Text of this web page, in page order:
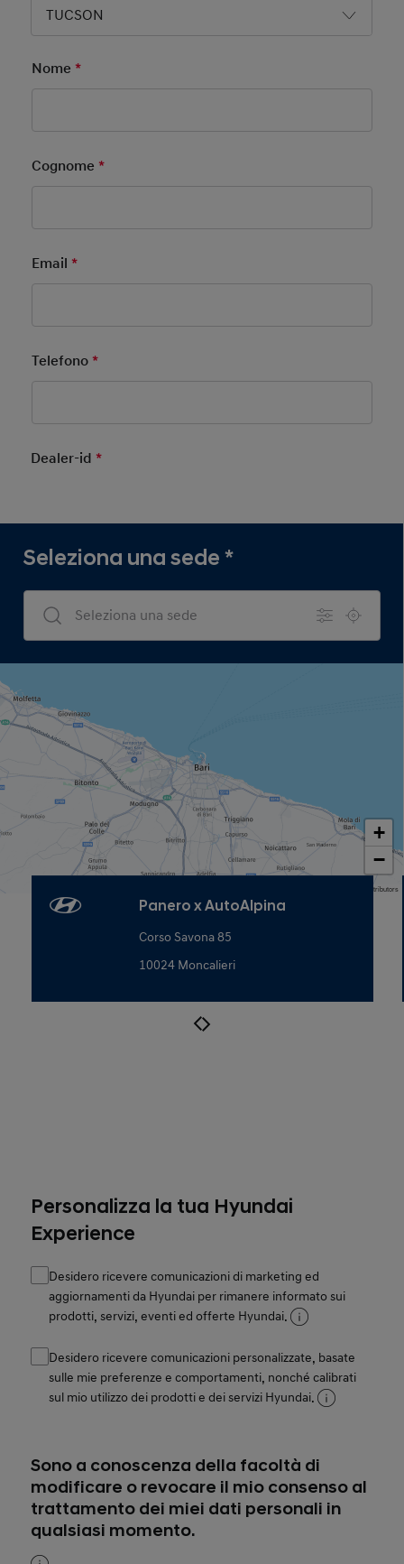
TUCSON
Nome *Mandatory Field
Cognome *Mandatory Field
Email *Mandatory Field
Telefono *Mandatory Field
Dealer-id*
+
−
Map data © OpenStreetMap contributors
Seleziona una sede*
Dealers Search
Panero x AutoAlpina
Corso Savona 85
10024 Moncalieri
Personalizza la tua Hyundai
Experience
Desidero ricevere comunicazioni di marketing ed
aggiornamenti da Hyundai per rimanere informato sui
prodotti, servizi, eventi ed offerte Hyundai.
Desidero ricevere comunicazioni personalizzate, basate
sulle mie preferenze e comportamenti, nonché calibrati
sul mio utilizzo dei prodotti e dei servizi Hyundai.
Sono a conoscenza della facoltà di
modificare o revocare il mio consenso al
trattamento dei miei dati personali in
qualsiasi momento.